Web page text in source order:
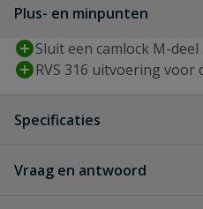
Plus- en minpunten
Sluit een camlock M-
RVS 316 uitvoering voor
Specificaties
Type aansluiting camlock
Vraag en antwoord